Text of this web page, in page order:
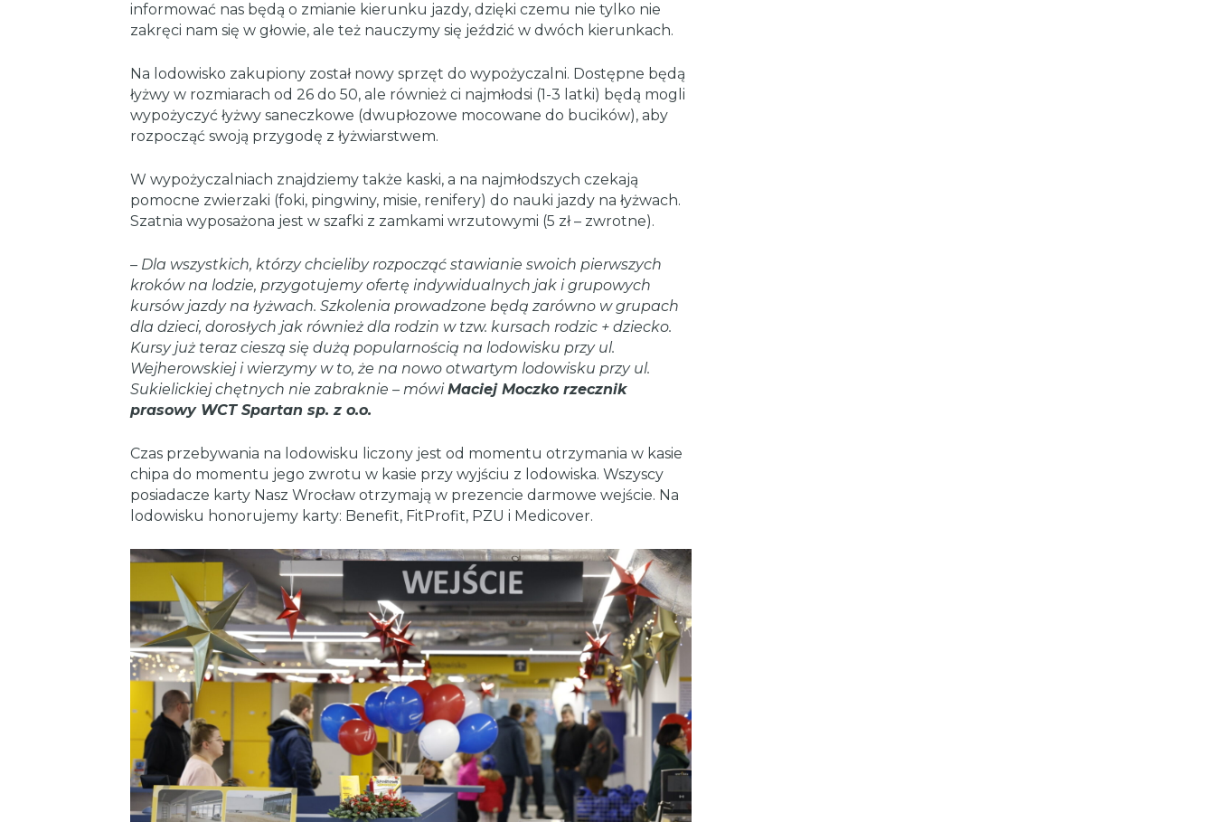
informować nas będą o zmianie kierunku jazdy, dzięki czemu nie tylko nie
zakręci nam się w głowie, ale też nauczymy się jeździć w dwóch kierunkach.
Na lodowisko zakupiony został nowy sprzęt do wypożyczalni. Dostępne będą
łyżwy w rozmiarach od 26 do 50, ale również ci najmłodsi (1-3 latki) będą mogli
wypożyczyć łyżwy saneczkowe (dwupłozowe mocowane do bucików), aby
rozpocząć swoją przygodę z łyżwiarstwem.
W wypożyczalniach znajdziemy także kaski, a na najmłodszych czekają
pomocne zwierzaki (foki, pingwiny, misie, renifery) do nauki jazdy na łyżwach.
Szatnia wyposażona jest w szafki z zamkami wrzutowymi (5 zł – zwrotne).
– Dla wszystkich, którzy chcieliby rozpocząć stawianie swoich pierwszych
kroków na lodzie, przygotujemy ofertę indywidualnych jak i grupowych
kursów jazdy na łyżwach. Szkolenia prowadzone będą zarówno w grupach
dla dzieci, dorosłych jak również dla rodzin w tzw. kursach rodzic + dziecko.
Kursy już teraz cieszą się dużą popularnością na lodowisku przy ul.
Wejherowskiej i wierzymy w to, że na nowo otwartym lodowisku przy ul.
Sukielickiej chętnych nie zabraknie – mówiMaciej Moczko rzecznik
prasowy WCT Spartan sp. z o.o.
Czas przebywania na lodowisku liczony jest od momentu otrzymania w kasie
chipa do momentu jego zwrotu w kasie przy wyjściu z lodowiska. Wszyscy
posiadacze karty Nasz Wrocław otrzymają w prezencie darmowe wejście. Na
lodowisku honorujemy karty: Benefit, FitProfit, PZU i Medicover.